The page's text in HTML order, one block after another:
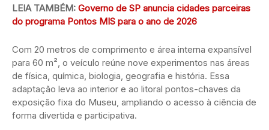
LEIA TAMBÉM: Governo de SP anuncia cidades parceiras
do programa Pontos MIS para o ano de 2026
Com 20 metros de comprimento e área interna expansível
para 60 m², o veículo reúne nove experimentos nas áreas
de física, química, biologia, geografia e história. Essa
adaptação leva ao interior e ao litoral pontos-chaves da
exposição fixa do Museu, ampliando o acesso à ciência de
forma divertida e participativa.